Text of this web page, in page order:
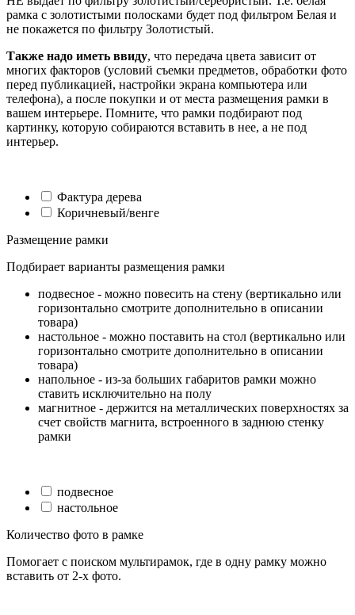
рамка с золотистыми полосками будет под фильтром Белая и
не покажется по фильтру Золотистый.
Также надо иметь ввиду, что передача цвета зависит от
многих факторов (условий съемки предметов, обработки фото
перед публикацией, настройки экрана компьютера или
телефона), а после покупки и от места размещения рамки в
вашем интерьере. Помните, что рамки подбирают под
картинку, которую собираются вставить в нее, а не под
интерьер.
Фактура дерева
Коричневый/венге
Размещение рамки
Подбирает варианты размещения рамки
подвесное - можно повесить на стену (вертикально или
горизонтально смотрите дополнительно в описании
товара)
настольное - можно поставить на стол (вертикально или
горизонтально смотрите дополнительно в описании
товара)
напольное - из-за больших габаритов рамки можно
ставить исключительно на полу
магнитное - держится на металлических поверхностях за
счет свойств магнита, встроенного в заднюю стенку
рамки
подвесное
настольное
Количество фото в рамке
Помогает с поиском мультирамок, где в одну рамку можно
вставить от 2-х фото.